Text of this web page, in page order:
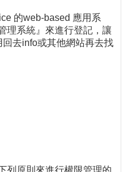
的web-based 應用系
理系統』來進行登記，讓
去info或其他網站再去找
列原則來進行權限管理的